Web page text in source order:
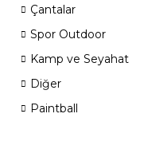
Çantalar
Spor Outdoor
Kamp ve Seyahat
Diğer
Paintball